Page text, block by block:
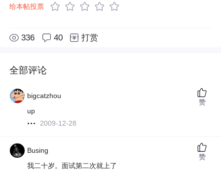
给本帖投票
336 40 打赏
全部评论
bigcatzhou
up
2009-12-28
赞
Busing
我二十岁。面试第二次就上了
赞